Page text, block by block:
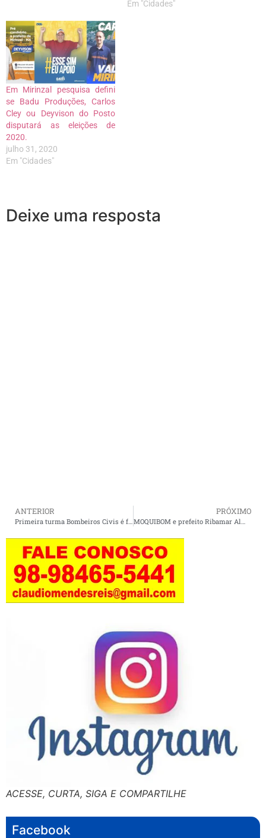
Em "Cidades"
Em Mirinzal pesquisa defini
se Badu Produções, Carlos
Cley ou Deyvison do Posto
disputará as eleições de
2020.
julho 31, 2020
Em "Cidades"
Deixe uma resposta
ANTERIOR PRÓXIMO
ACESSE, CURTA, SIGA E COMPARTILHE
Facebook